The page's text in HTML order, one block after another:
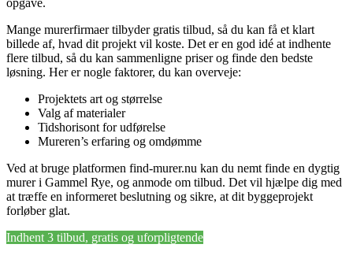
opgave.
Mange murerfirmaer tilbyder gratis tilbud, så du kan få et klart
billede af, hvad dit projekt vil koste. Det er en god idé at indhente
flere tilbud, så du kan sammenligne priser og finde den bedste
løsning. Her er nogle faktorer, du kan overveje:
Projektets art og størrelse
Valg af materialer
Tidshorisont for udførelse
Mureren’s erfaring og omdømme
Ved at bruge platformen find-murer.nu kan du nemt finde en dygtig
murer i Gammel Rye, og anmode om tilbud. Det vil hjælpe dig med
at træffe en informeret beslutning og sikre, at dit byggeprojekt
forløber glat.
Indhent 3 tilbud, gratis og uforpligtende